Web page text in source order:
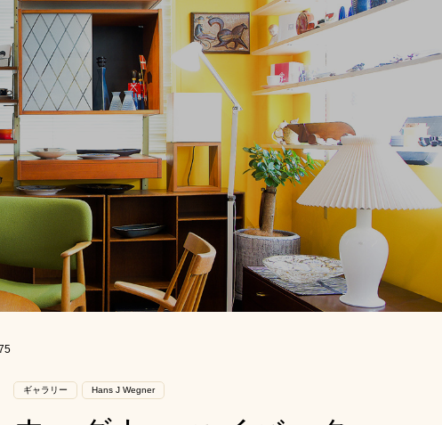
ギャラリー Hans J Wegner